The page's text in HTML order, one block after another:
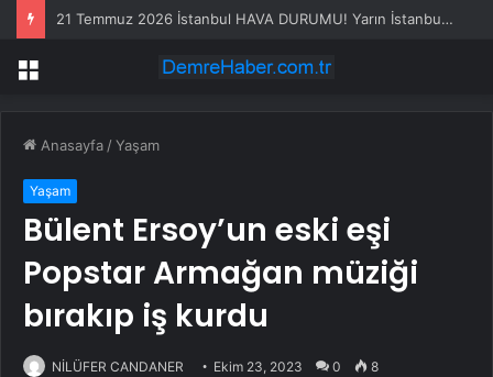
21 Temmuz 2026 İstanbul HAVA DURUMU! Yarın İstanbul’da hava nasıl olacak, yağış var mı?
Menü
Anasayfa /Yaşam
Yaşam
Bülent Ersoy’un eski eşi
Popstar Armağan müziği
bırakıp iş kurdu
NİLÜFER CANDANER Ekim 23, 2023 0 8